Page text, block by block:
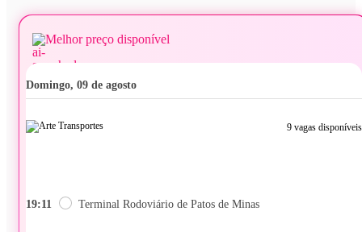
Melhor preço disponível
domingo, 09 de agosto
9 vagas disponíveis
19:11 Terminal Rodoviário de Patos de Minas